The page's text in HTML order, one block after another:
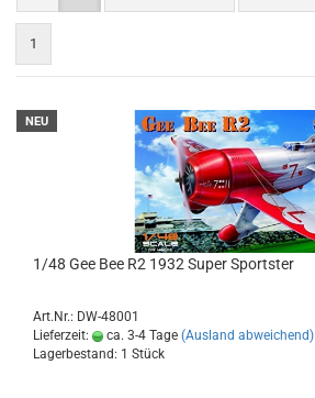
1
NEU
1/48 Gee Bee R2 1932 Super Sportster
Art.Nr.: DW-48001
Lieferzeit:
ca. 3-4 Tage (Ausland abweichend)
Lagerbestand: 1 Stück